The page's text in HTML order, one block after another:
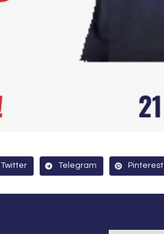
Twitter Telegram Pinterest